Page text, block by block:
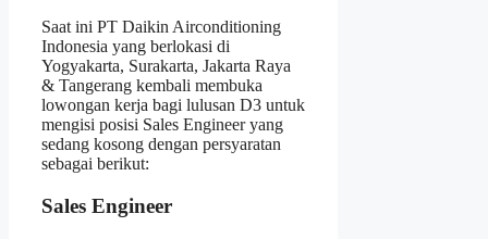
Saat ini PT Daikin Airconditioning
Indonesia yang berlokasi di
Yogyakarta, Surakarta, Jakarta Raya
& Tangerang kembali membuka
lowongan kerja bagi lulusan D3 untuk
mengisi posisi Sales Engineer yang
sedang kosong dengan persyaratan
sebagai berikut:
Sales Engineer